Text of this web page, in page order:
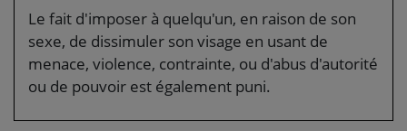
Le fait d'imposer à quelqu'un, en raison de son
sexe, de dissimuler son visage en usant de
menace, violence, contrainte, ou d'abus d'autorité
ou de pouvoir est également puni.